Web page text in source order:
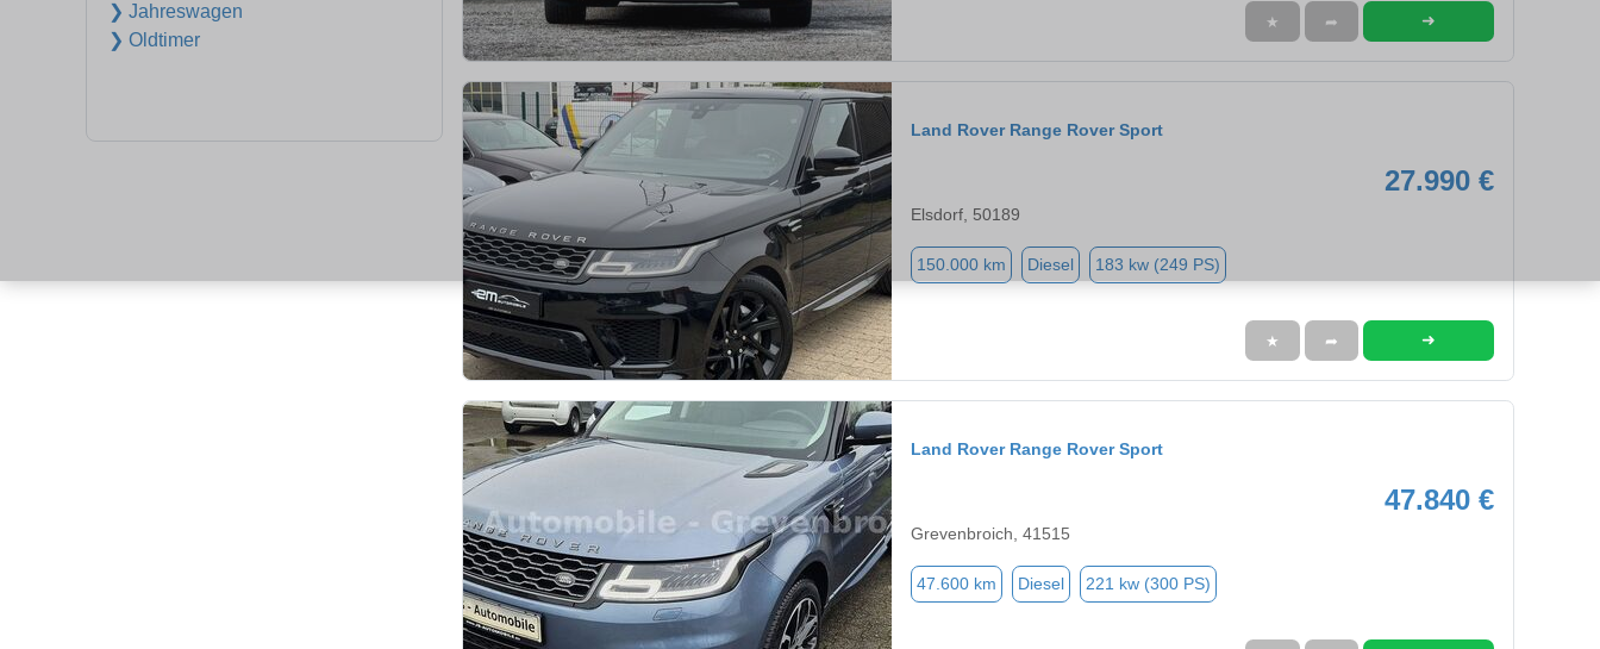
❯ Jahreswagen
❯ Oldtimer
★ ➦ ➜
Land Rover Range Rover Sport
27.990 €
Elsdorf, 50189
150.000 km Diesel 183 kw (249 PS)
★ ➦ ➜
Land Rover Range Rover Sport
47.840 €
Grevenbroich, 41515
47.600 km Diesel 221 kw (300 PS)